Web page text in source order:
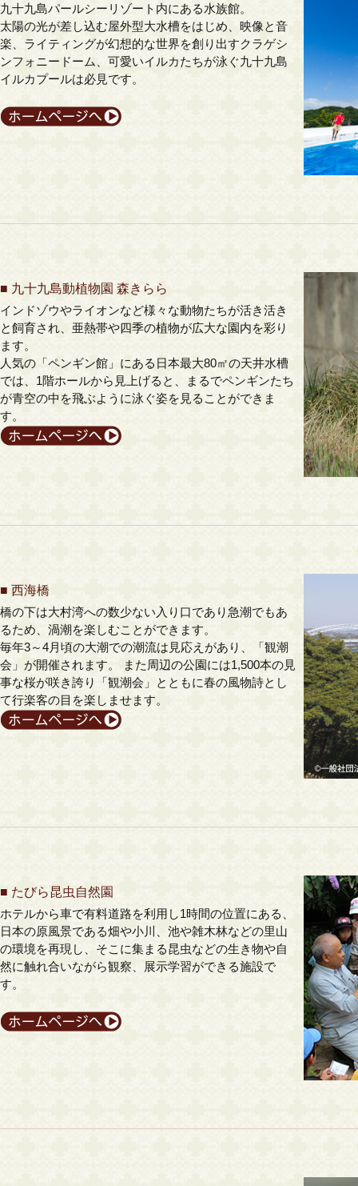
九十九島パールシーリゾート内にある水族館。
太陽の光が差し込む屋外型大水槽をはじめ、映像と音
楽、ライティングが幻想的な世界を創り出すクラゲシ
ンフォニードーム、可愛いイルカたちが泳ぐ九十九島
イルカプールは必見です。
■ 九十九島動植物園 森きらら
インドゾウやライオンなど様々な動物たちが活き活き
と飼育され、亜熱帯や四季の植物が広大な園内を彩り
ます。
人気の「ペンギン館」にある日本最大80㎡の天井水槽
では、1階ホールから見上げると、まるでペンギンたち
が青空の中を飛ぶように泳ぐ姿を見ることができま
す。
■ 西海橋
橋の下は大村湾への数少ない入り口であり急潮でもあ
るため、渦潮を楽しむことができます。
毎年3～4月頃の大潮での潮流は見応えがあり、「観潮
会」が開催されます。 また周辺の公園には1,500本の見
事な桜が咲き誇り「観潮会」とともに春の風物詩とし
て行楽客の目を楽しませます。
■ たびら昆虫自然園
ホテルから車で有料道路を利用し1時間の位置にある、
日本の原風景である畑や小川、池や雑木林などの里山
の環境を再現し、そこに集まる昆虫などの生き物や自
然に触れ合いながら観察、展示学習ができる施設で
す。